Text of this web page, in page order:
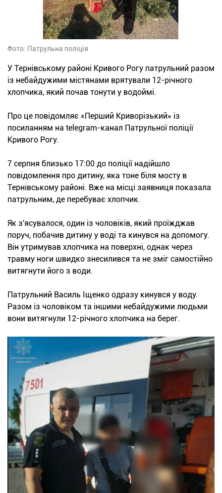
Фото: Патрульна поліція
У Тернівському районі Кривого Рогу патрульний разом
із небайдужими містянами врятували 12-річного
хлопчика, який почав тонути у водоймі.
Про це повідомляє «Перший Криворізький» із
посиланням на telegram-канал Патрульної поліції
Кривого Рогу.
7 серпня близько 17:00 до поліції надійшло
повідомлення про дитину, яка тоне біля мосту в
Тернівському районі. Вже на місці заявниця показала
патрульним, де перебуває хлопчик.
Як з'ясувалося, один із чоловіків, який проїжджав
поруч, побачив дитину у воді та кинувся на допомогу.
Він утримував хлопчика на поверхні, однак через
травму ноги швидко знесилився та не зміг самостійно
витягнути його з води.
Патрульний Василь Іщенко одразу кинувся у воду.
Разом із чоловіком та іншими небайдужими людьми
вони витягнули 12-річного хлопчика на берег.